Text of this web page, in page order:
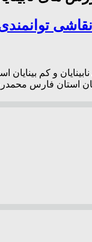
توانمندی
و کم بینایان
استان فارس